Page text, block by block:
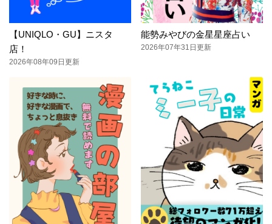
【UNIQLO・GU】ニスタ
店！
2026年08年09日更新
能勢みやびの金星星座占い
2026年07年31日更新